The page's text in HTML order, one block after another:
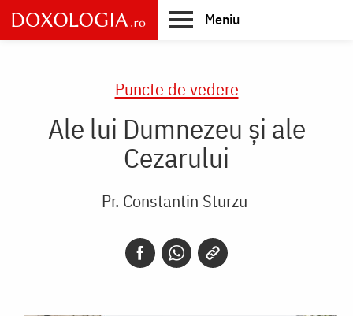
Skip
to
main
Meniu
Puncte de vedere
Ale lui Dumnezeu și ale
Cezarului
Pr. Constantin Sturzu